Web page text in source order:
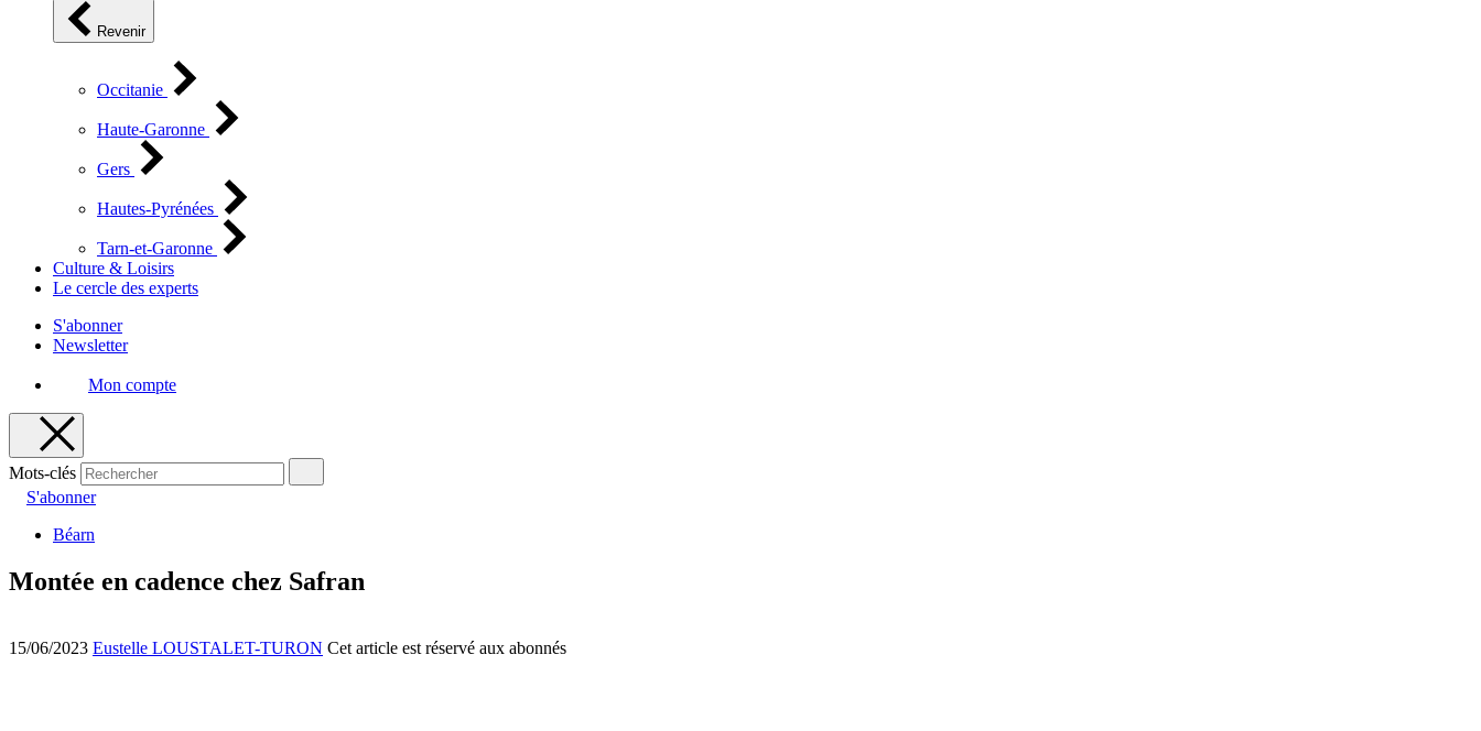
Revenir
Occitanie
Haute-Garonne
Gers
Hautes-Pyrénées
Tarn-et-Garonne
Culture & Loisirs
Le cercle des experts
S'abonner
Newsletter
Mon compte
Mots-clés
S'abonner
Béarn
Montée en cadence chez Safran
15/06/2023 Eustelle LOUSTALET-TURON Cet article est réservé aux abonnés